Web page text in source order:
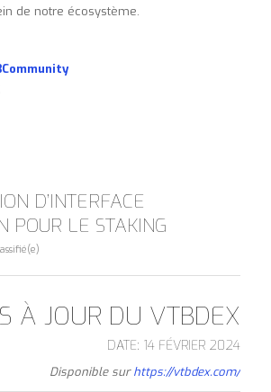
de notre écosystème.
D’INTERFACE
POUR LE STAKING
À JOUR DU VTBDEX
DATE: 14 FÉVRIER 2024
Disponible surhttps://vtbdex.com/